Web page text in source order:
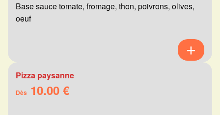
Base sauce tomate, fromage, thon, poivrons, olives,
oeuf
Pizza paysanne
Dès 10.00 €